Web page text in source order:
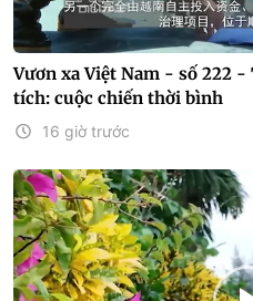
Vươn xa Việt Nam - số 222
tích: cuộc chiến thời bình
16 giờ trước